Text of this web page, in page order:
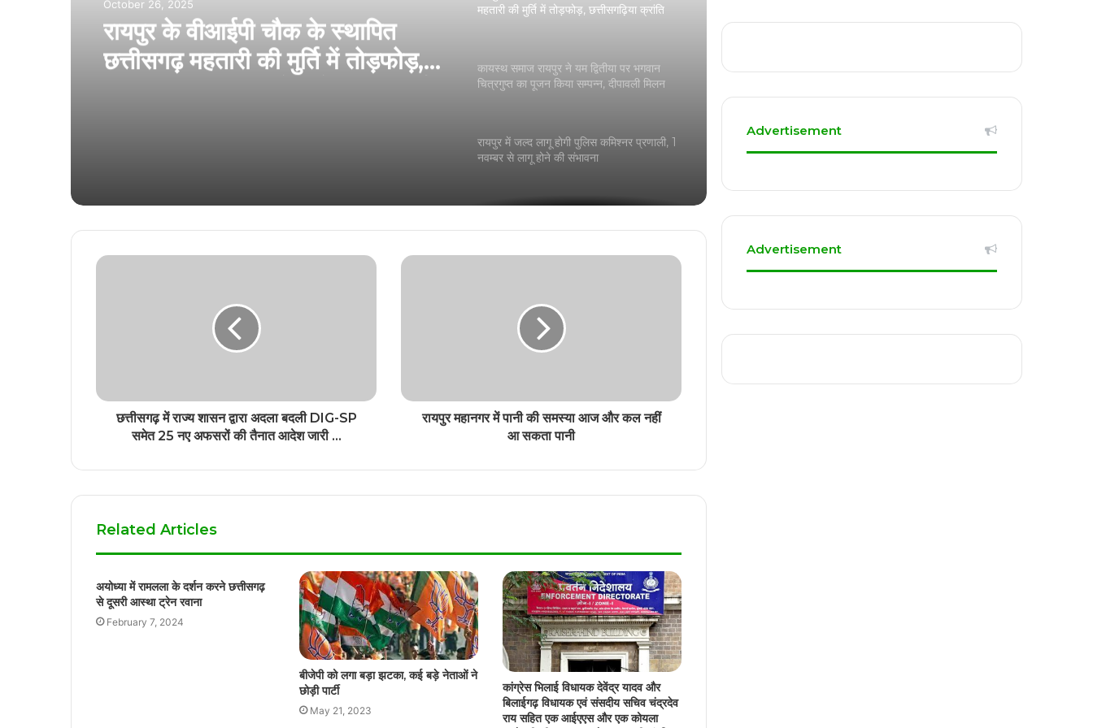
October 26, 2025
रायपुर के वीआईपी चौक के स्थापित
छत्तीसगढ़ महतारी की मुर्ति में तोड़फोड़,
महतारी की मुर्ति में तोड़फोड़, छत्तीसगढ़िया क्रांति
कायस्थ समाज रायपुर ने यम द्वितीया पर भगवान
चित्रगुप्त का पूजन किया सम्पन्न, दीपावली मिलन
रायपुर में जल्द लागू होगी पुलिस कमिश्नर प्रणाली, 1
नवम्बर से लागू होने की संभावना
बिहार विधानसभा चुनाव में संभालेंगे प्रचार का जिम्मा
नहीं – गुणवत्ता निरीक्षकों की कार्यशाला में नान अध्यक्ष
संजय श्रीवास्तव ने दिए निर्देश
जिला प्रशासन कोरिया और इसरो स्पेस ट्यूटर –
गई “स्पेस स्किल लैब”, राज्यपाल रमेन डेका ने किया
बिहार के बाद अब पश्चिम बंगाल भी जीतेंगे, मुख्यमंत्री
विष्णु देव साय का बड़ा बयान
Bilaspur Train Accident: बिलासपुर के पास
हुआ बड़ा ट्रेन हादसा, गेवरारोड पैसेंजर ट्रेन और
मालगाड़ी में हुई टक्कर
छत्तीसगढ़ में राज्य शासन द्वारा अदला बदली DIG-SP
समेत 25 नए अफसरों की तैनात आदेश जारी …
रायपुर महानगर में पानी की समस्या आज और कल नहीं
आ सकता पानी
Related Articles
अयोध्या में रामलला के दर्शन करने छत्तीसगढ़
से दूसरी आस्था ट्रेन रवाना
February 7, 2024
बीजेपी को लगा बड़ा झटका, कई बड़े नेताओं ने
छोड़ी पार्टी
May 21, 2023
कांग्रेस भिलाई विधायक देवेंद्र यादव और
बिलाईगढ़ विधायक एवं संसदीय सचिव चंद्रदेव
राय सहित एक आईएएस और एक कोयला
Advertisement
Advertisement